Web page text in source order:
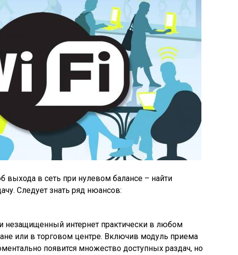
выхода в сеть при нулевом балансе – найти
Следует знать ряд нюансов:
незащищенный интернет практически в любом
или в торговом центре. Включив модуль приема
появится множество доступных раздач, но